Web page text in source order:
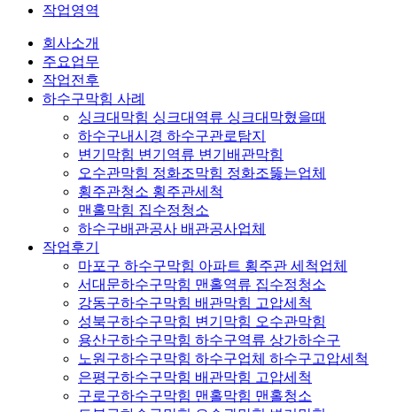
작업영역
회사소개
주요업무
작업전후
하수구막힘 사례
싱크대막힘 싱크대역류 싱크대막혔을때
하수구내시경 하수구관로탐지
변기막힘 변기역류 변기배관막힘
오수관막힘 정화조막힘 정화조뚫는업체
횡주관청소 횡주관세척
맨홀막힘 집수정청소
하수구배관공사 배관공사업체
작업후기
마포구 하수구막힘 아파트 횡주관 세척업체
서대문하수구막힘 맨홀역류 집수정청소
강동구하수구막힘 배관막힘 고압세척
성북구하수구막힘 변기막힘 오수관막힘
용산구하수구막힘 하수구역류 상가하수구
노원구하수구막힘 하수구업체 하수구고압세척
은평구하수구막힘 배관막힘 고압세척
구로구하수구막힘 맨홀막힘 맨홀청소